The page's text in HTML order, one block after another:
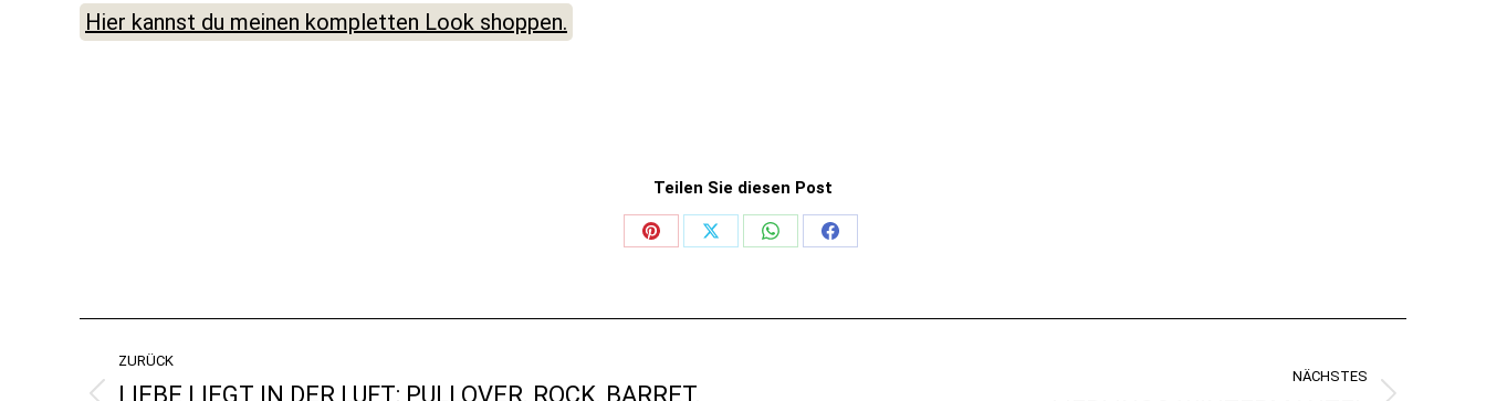
Hier kannst du meinen kompletten Look shoppen.
Teilen Sie diesen Post
Share
Share
Share
Share
KOMMENTARNAVIGATION
ZURÜCK
LIEBE LIEGT IN DER LUFT: PULLOVER, ROCK, BARRET,
NÄCHSTES